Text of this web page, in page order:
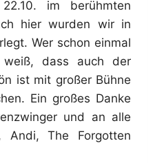
im berühmten
hier wurden wir in
Wer schon einmal
weiß, dass auch der
ist mit großer Bühne
Ein großes Danke
und an alle
Andi, The Forgotten